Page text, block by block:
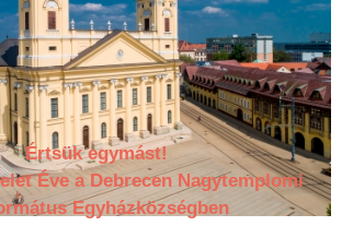
Értsük egymást!
Éve a Debrecen Nagytemplomi
Egyházközségben